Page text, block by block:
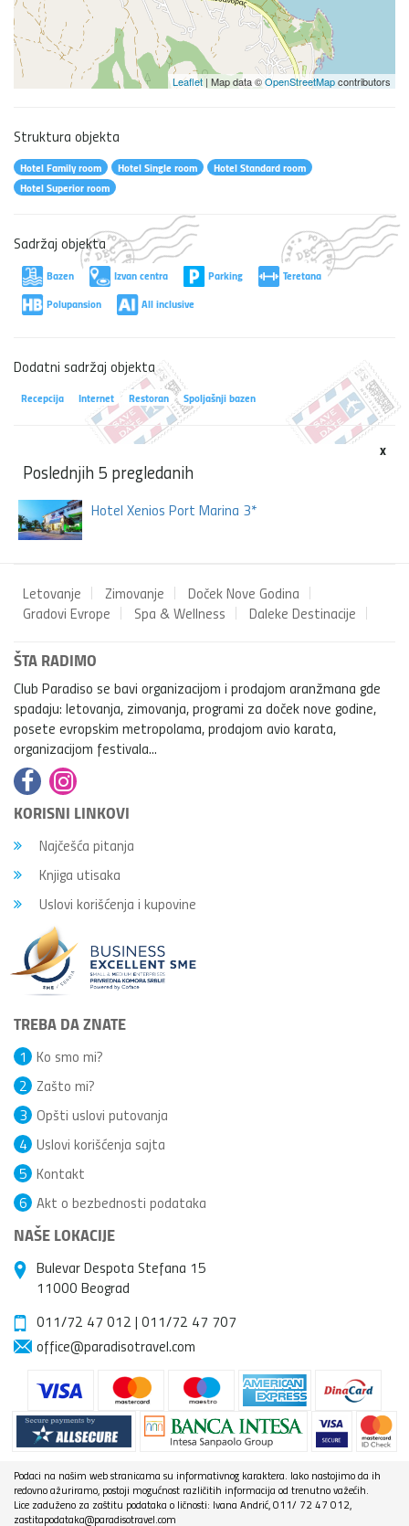
Leaflet | Map data ©OpenStreetMapcontributors
Struktura objekta
Hotel Family room Hotel Single room
Hotel Standard room
Hotel Superior room
Sadržaj objekta
Bazen Izvan centra Parking
Teretana
Polupansion
All inclusive
Dodatni sadržaj objekta
Recepcija Internet Restoran Spoljašnji bazen
x
Poslednjih 5 pregledanih
Hotel Xenios Port Marina 3*
Letovanje Zimovanje
Doček Nove Godina
Gradovi Evrope
Spa & Wellness Daleke Destinacije
ŠTA RADIMO
Club Paradiso se bavi organizacijom i prodajom aranžmana gde
spadaju: letovanja, zimovanja, programi za doček nove godine,
posete evropskim metropolama, prodajom avio karata,
organizacijom festivala...
KORISNI LINKOVI
Najčešća pitanja
Knjiga utisaka
Uslovi korišćenja i kupovine
TREBA DA ZNATE
Ko smo mi?
1
Zašto mi?
2
Opšti uslovi putovanja
3
Uslovi korišćenja sajta
4
Kontakt
5
Akt o bezbednosti podataka
6
NAŠE LOKACIJE
Bulevar Despota Stefana 15
11000 Beograd
011/72 47 012 | 011/72 47 707
office@paradisotravel.com
Podaci na našim web stranicama su informativnog karaktera. Iako nastojimo da ih
redovno ažuriramo, postoji mogućnost različitih informacija od trenutno važećih.
Lice zaduženo za zaštitu podataka o ličnosti: Ivana Andrić, 011/ 72 47 012,
zastitapodataka@paradisotravel.com